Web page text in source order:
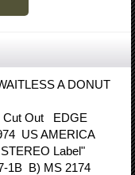
A DONUT
Cut Out EDGE
US AMERICA
Label"
B) MS 2174